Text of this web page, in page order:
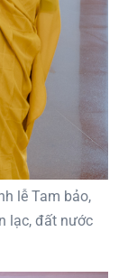
lễ Tam bảo,
lạc, đất nước